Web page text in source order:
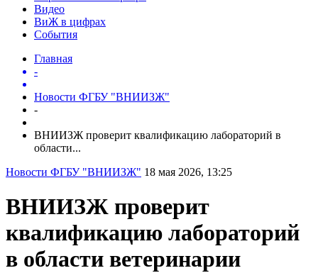
Видео
ВиЖ в цифрах
События
Главная
-
Новости ФГБУ "ВНИИЗЖ"
-
ВНИИЗЖ проверит квалификацию лабораторий в
области...
Новости ФГБУ "ВНИИЗЖ" 18 мая 2026, 13:25
ВНИИЗЖ проверит
квалификацию лабораторий
в области ветеринарии